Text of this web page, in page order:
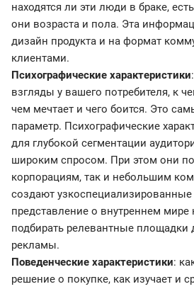
находятся ли эти люди в браке,
они возраста и пола. Эта
дизайн продукта и на формат
клиентами.
Психографические характеристики
взгляды у вашего потребителя, к
чем мечтает и чего боится. Это
параметр. Психографические
для глубокой сегментации
широким спросом. При этом они
корпорациям, так и небольшим
создают
представление о внутреннем мире
подбирать релевантные площадки
рекламы.
Поведенческие характеристики:
решение о покупке, как изучает и